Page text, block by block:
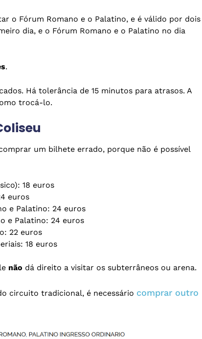
o Fórum Romano e o Palatino, e é válido por dois
dia, e o Fórum Romano e o Palatino no dia
.
Há tolerância de 15 minutos para atrasos. A
trocá-lo.
um bilhete errado, porque não é possível
18 euros
euros
e Palatino: 24 euros
e Palatino: 24 euros
22 euros
18 euros
não dá direito a visitar os subterrâneos ou arena.
circuito tradicional, é necessário comprar outro